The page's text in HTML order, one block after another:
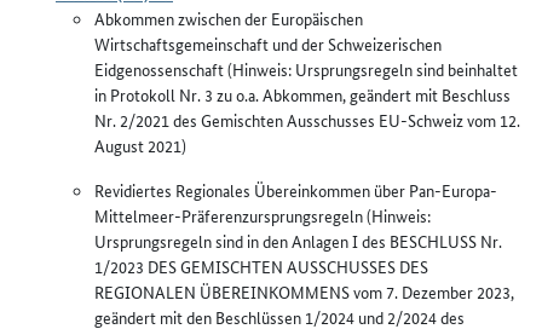
Abkommen zwischen der Europäischen
Wirtschaftsgemeinschaft und der Schweizerischen
Eidgenossenschaft (Hinweis: Ursprungsregeln sind beinhaltet
in Protokoll Nr. 3 zu o.a. Abkommen, geändert mit Beschluss
Nr. 2/2021 des Gemischten Ausschusses EU-Schweiz vom 12.
August 2021)
Revidiertes Regionales Übereinkommen über Pan-Europa-
Mittelmeer-Präferenzursprungsregeln (Hinweis:
Ursprungsregeln sind in den Anlagen I des BESCHLUSS Nr.
1/2023 DES GEMISCHTEN AUSSCHUSSES DES
REGIONALEN ÜBEREINKOMMENS vom 7. Dezember 2023,
geändert mit den Beschlüssen 1/2024 und 2/2024 des